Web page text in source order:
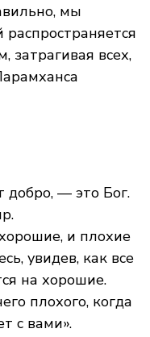
мы
затрагивая всех,
добро, — это Бог.
и плохие
увидев, как все
на хорошие.
плохого, когда
с вами».